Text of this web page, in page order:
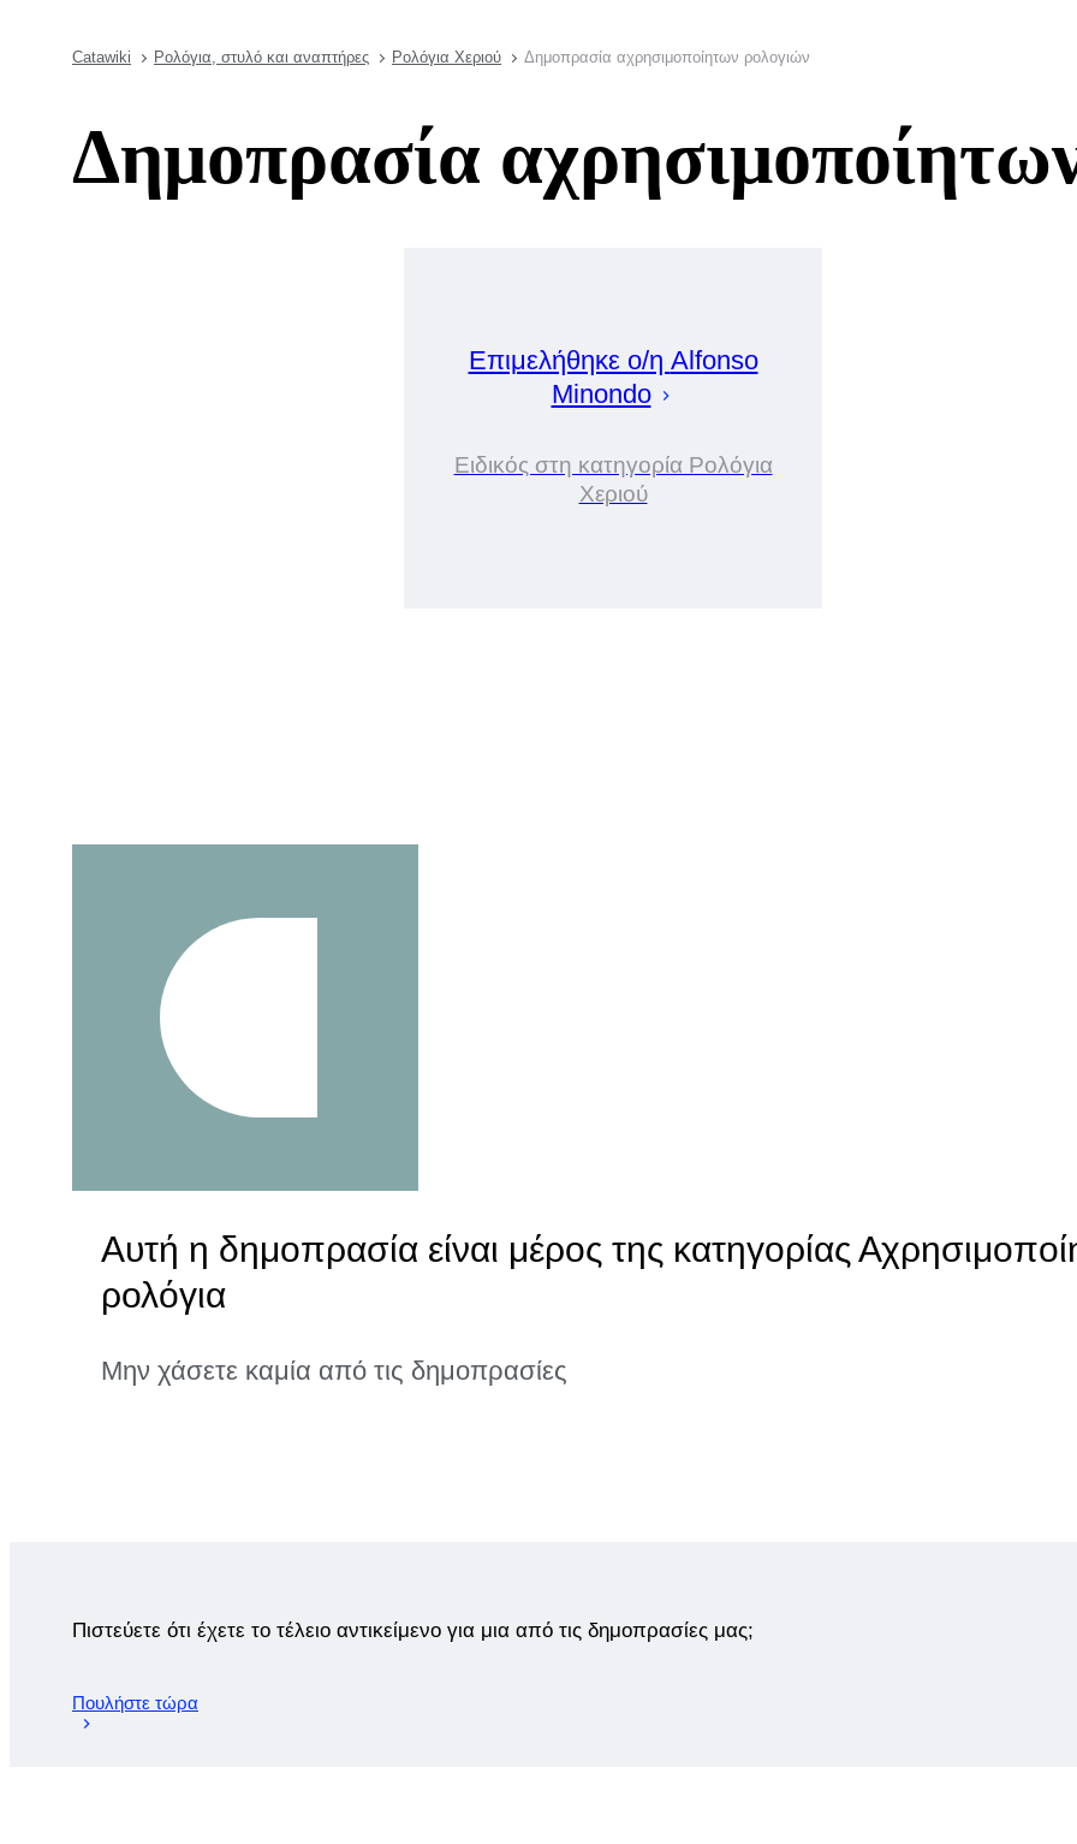
Catawiki Ρολόγια, στυλό και αναπτήρες Ρολόγια Χεριού Δημοπρασία αχρησιμοποίητων ρολογιών
Δημοπρασία
Επιμελήθηκε ο/η Alfonso
Minondo
Ειδικός στη κατηγορία Ρολόγια
Χεριού
Αυτή η δημοπρασία είναι μέρος της κατηγορίας
ρολόγια
Μην χάσετε καμία από τις δημοπρασίες
Πιστεύετε ότι έχετε το τέλειο αντικείμενο για μια από τις δημοπρασίες μας;
Πουλήστε τώρα